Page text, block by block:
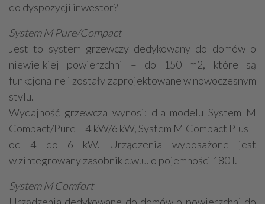
do dyspozycji inwestor?
System M Pure/Compact
Jest to system grzewczy dedykowany do domów o
niewielkiej powierzchni – do 150 m2, które są
funkcjonalne i zostały zaprojektowane w nowoczesnym
stylu.
Wydajność grzewcza wynosi: dla modelu System M
Compact/Pure – 4 kW/6 kW, System M Compact Plus –
od 4 do 6 kW. Urządzenia wyposażone jest
w zintegrowany zasobnik c.w.u. o pojemności 180 l.
System M Comfort